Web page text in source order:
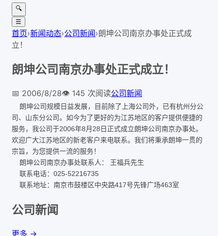
🔍
☰
首页›新闻动态›公司新闻›朗坤公司南京办事处正式成
立！
朗坤公司南京办事处正式成立！
📅 2006/8/28👁️ 145 次阅读公司新闻
朗坤公司规模日益发展，目前除了上海公司外，已有杭州分公
司、山东分公司。如今为了更好的为江苏地区的客户提供便捷的
服务，我公司于2006年8月28日正式成立朗坤公司南京办事处。
欢迎广大江苏地区的新老客户来电联系。我们将秉承朗坤一贯的
宗旨，为您提供一流的服务！
朗坤公司南京办事处联系人： 王福兵先生
联系电话：025-52216735
联系地址：南京市鼓楼区中央路417号先锋广场463室
公司新闻
更多 →